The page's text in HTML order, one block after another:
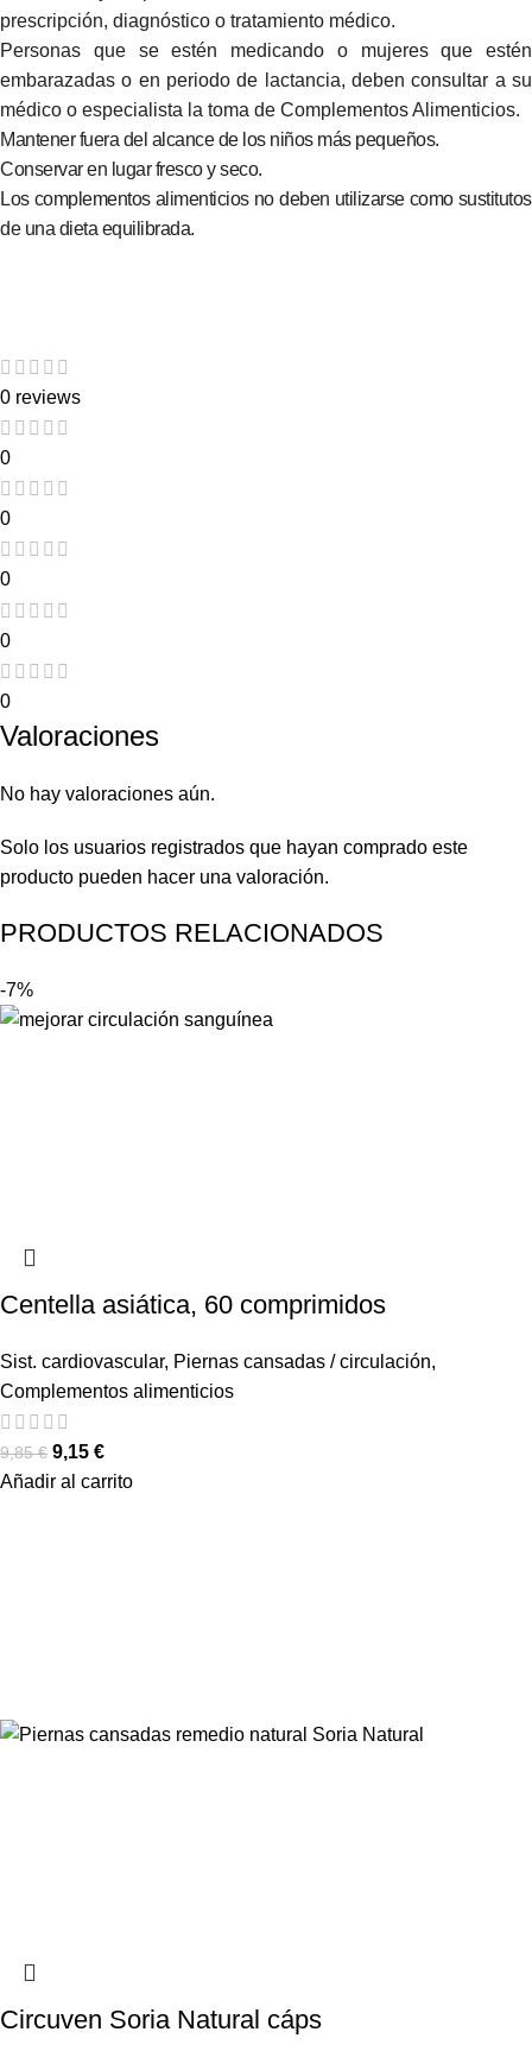
prescripción, diagnóstico o tratamiento médico.
Personas que se estén medicando o mujeres que estén
embarazadas o en periodo de lactancia, deben consultar a su
médico o especialista la toma de Complementos Alimenticios.
Mantener fuera del alcance de los niños más pequeños.
Conservar en lugar fresco y seco.
Los complementos alimenticios no deben utilizarse como sustitutos
de una dieta equilibrada.
0 reviews
0
0
0
0
0
Valoraciones
No hay valoraciones aún.
Solo los usuarios registrados que hayan comprado este
producto pueden hacer una valoración.
PRODUCTOS RELACIONADOS
-7%
Centella asiática, 60 comprimidos
Sist. cardiovascular, Piernas cansadas / circulación,
Complementos alimenticios
9,85€ 9,15 €
Añadir al carrito
Circuven Soria Natural cáps